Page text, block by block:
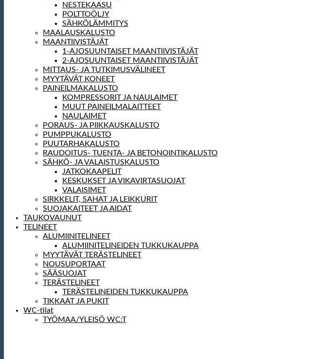
NESTEKAASU
POLTTOÖLJY
SÄHKÖLÄMMITYS
MAALAUSKALUSTO
MAANTIIVISTÄJÄT
1-AJOSUUNTAISET MAANTIIVISTÄJÄT
2-AJOSUUNTAISET MAANTIIVISTÄJÄT
MITTAUS- JA TUTKIMUSVÄLINEET
MYYTÄVÄT KONEET
PAINEILMAKALUSTO
KOMPRESSORIT JA NAULAIMET
MUUT PAINEILMALAITTEET
NAULAIMET
PORAUS- JA PIIKKAUSKALUSTO
PUMPPUKALUSTO
PUUTARHAKALUSTO
RAUDOITUS- TUENTA- JA BETONOINTIKALUSTO
SÄHKÖ- JA VALAISTUSKALUSTO
JATKOKAAPELIT
KESKUKSET JA VIKAVIRTASUOJAT
VALAISIMET
SIRKKELIT, SAHAT JA LEIKKURIT
SUOJAKAITEET JA AIDAT
TAUKOVAUNUT
TELINEET
ALUMIINITELINEET
ALUMIINITELINEIDEN TUKKUKAUPPA
MYYTÄVÄT TERÄSTELINEET
NOUSUPORTAAT
SÄÄSUOJAT
TERÄSTELINEET
TERÄSTELINEIDEN TUKKUKAUPPA
TIKKAAT JA PUKIT
WC-tilat
TYÖMAA/YLEISÖ WC:T